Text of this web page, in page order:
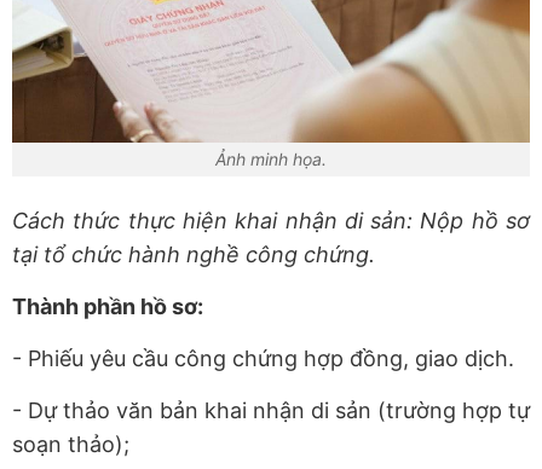
Ảnh minh họa.
Cách thức thực hiện khai nhận di sản: Nộp hồ sơ
tại tổ chức hành nghề công chứng.
Thành phần hồ sơ:
- Phiếu yêu cầu công chứng hợp đồng, giao dịch.
- Dự thảo văn bản khai nhận di sản (trường hợp tự
soạn thảo);